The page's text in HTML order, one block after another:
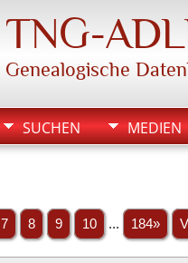
TNG-
Genealogische
SUCHEN MEDIEN
7 8 9 10 ... 184»